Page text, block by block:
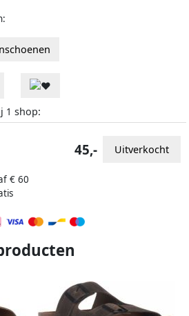
1 shop:
€ 60
45,- Uitverkocht